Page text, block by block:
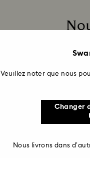
Veuillez noter que nous
Changer
Nous livrons dans